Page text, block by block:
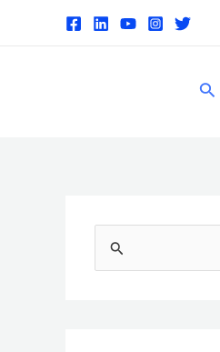
البحث